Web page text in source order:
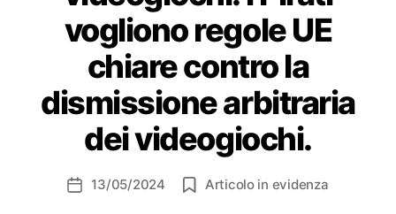
vogliono regole UE
chiare contro la
dismissione arbitraria
dei videogiochi.
Data13/05/2024 Articolo in evidenza